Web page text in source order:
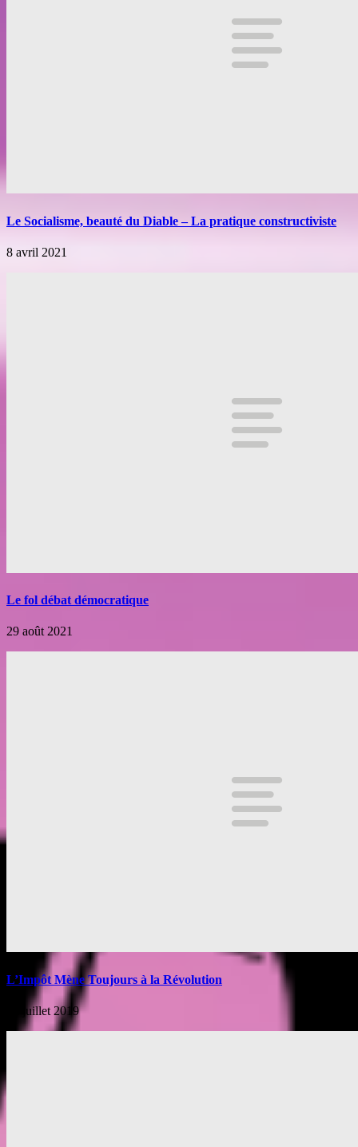
Le Socialisme, beauté du Diable – La pratique constructiviste
8 avril 2021
Le fol débat démocratique
29 août 2021
L’Impôt Mène Toujours à la Révolution
31 juillet 2019